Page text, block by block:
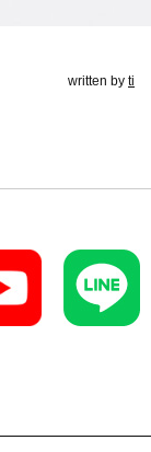
written by ti